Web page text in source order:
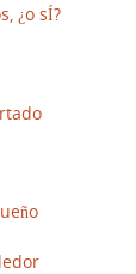
¿o sÍ?